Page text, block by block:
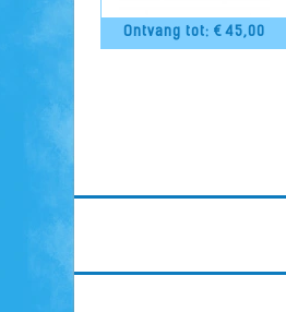
Ontvang tot: € 45,00